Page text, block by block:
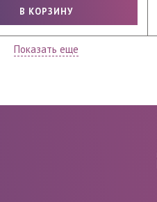
Показать еще